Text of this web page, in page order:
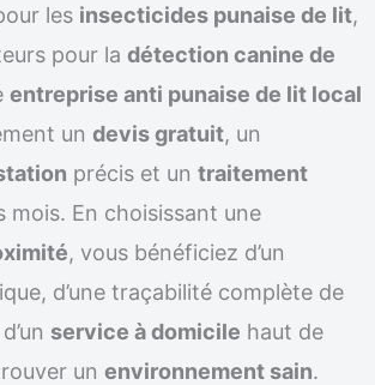
les insecticides punaise de lit,
pour la détection canine de
entreprise anti punaise de lit local
un devis gratuit, un
précis et un traitement
mois. En choisissant une
, vous bénéficiez d’un
d’une traçabilité complète de
service à domicile haut de
un environnement sain.